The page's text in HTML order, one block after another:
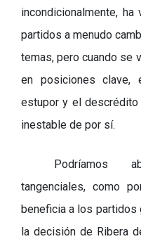
incondicionalmente,
partidos a menudo
temas, pero cuando se
en posiciones
estupor y el descrédito
inestable de por sí.
Podríamos
tangenciales, como
beneficia a los
la decisión de Ribera